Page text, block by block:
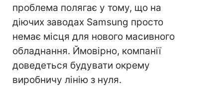
проблема полягає у тому, що на
діючих заводах Samsung просто
немає місця для нового масивного
обладнання. Ймовірно, компанії
доведеться будувати окрему
виробничу лінію з нуля.